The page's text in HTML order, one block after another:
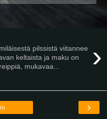
›
pilssistä viitannee
keltaista ja maku on
mukavaa...
›